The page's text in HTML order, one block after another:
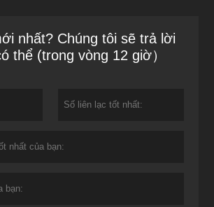
nhất? Chúng tôi sẽ trả lời
thể (trong vòng 12 giờ）